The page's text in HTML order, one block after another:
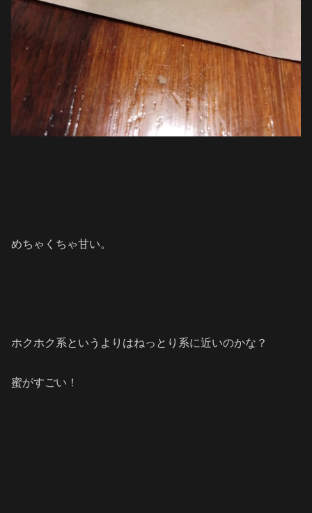
めちゃくちゃ甘い。
ホクホク系というよりはねっとり系に近いのかな？
蜜がすごい！